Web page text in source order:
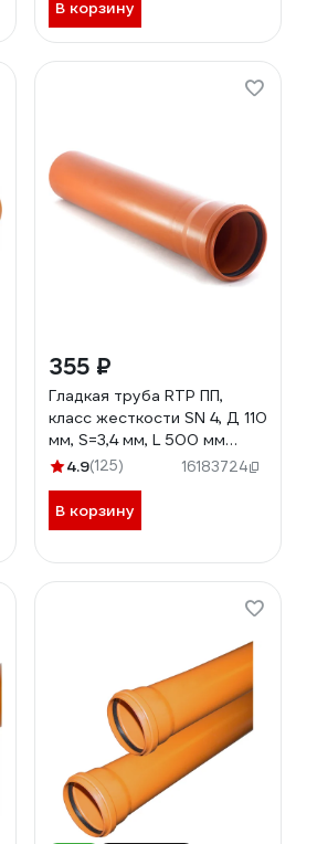
В корзину
355 ₽
Гладкая труба RTP ПП,
класс жесткости SN 4, Д 110
мм, S=3,4 мм, L 500 мм
11209
4.9(125) 16183724
В корзину